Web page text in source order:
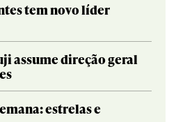
tem novo líder
assume direção geral
estrelas e